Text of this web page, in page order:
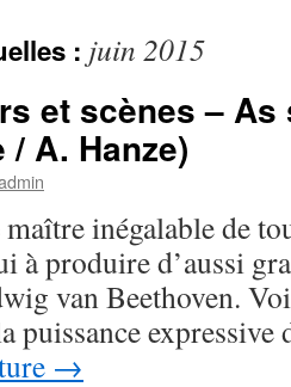
: juin 2015
et scènes –
/ A. Hanze)
inégalable de
à produire d’aussi
van Beethoven.
puissance
→